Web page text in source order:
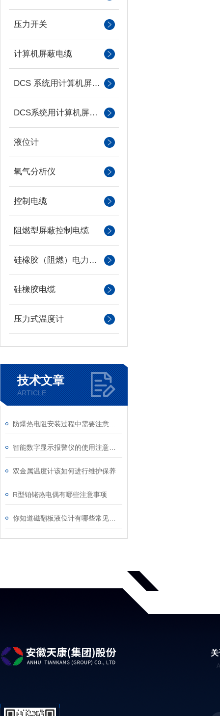
压力开关
计算机屏蔽电缆
DCS 系统用计算机屏蔽电缆
DCS系统用计算机屏蔽电缆
液位计
氧气分析仪
控制电缆
阻燃型屏蔽控制电缆
硅橡胶（阻燃）电力电缆
硅橡胶电缆
压力式温度计
技术文章
ARTICLE
双金属温度计该如何进行维护保养
R型铂铑热电偶有哪些注意事项